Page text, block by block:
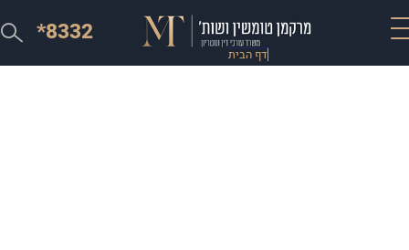
דף הבית
*8332